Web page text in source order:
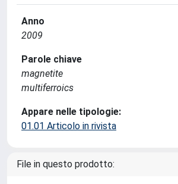
Anno
2009
Parole chiave
magnetite
multiferroics
Appare nelle tipologie:
01.01 Articolo in rivista
File in questo prodotto: